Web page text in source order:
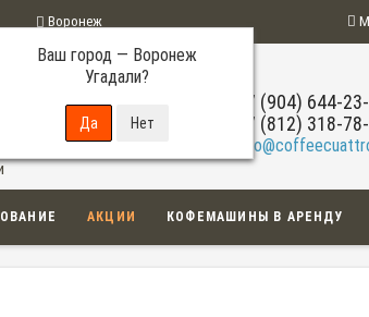
Воронеж
Ваш город — Воронеж
Угадали?
телефону
20:00
18:00
по Воронежу
+7 (904) 644-
+7 (812) 318-
АКЦИИ КОФЕМАШИНЫ В АРЕНДУ